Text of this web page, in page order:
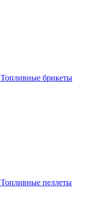
Топливные брикеты
Топливные пеллеты